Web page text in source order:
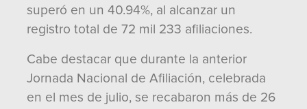
superó en un 40.94%, al alcanzar un
registro total de 72 mil 233 afiliaciones.
Cabe destacar que durante la anterior
Jornada Nacional de Afiliación, celebrada
en el mes de julio, se recabaron más de 26